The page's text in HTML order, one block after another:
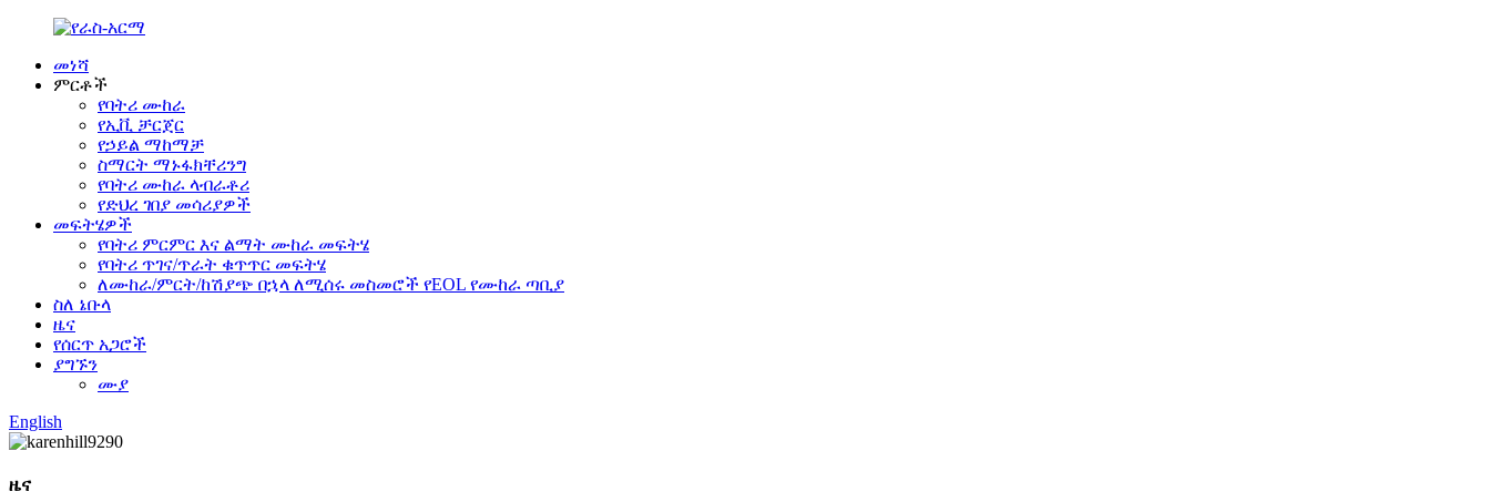
መነሻ
ምርቶች
የባትሪ ሙከራ
የኢቪ ቻርጀር
የኃይል ማከማቻ
ስማርት ማኑፋክቸሪንግ
የባትሪ ሙከራ ላብራቶሪ
የድህረ ገበያ መሳሪያዎች
መፍትሄዎች
የባትሪ ምርምር እና ልማት ሙከራ መፍትሄ
የባትሪ ጥገና/ጥራት ቁጥጥር መፍትሄ
ለሙከራ/ምርት/ከሽያጭ በኋላ ለሚሰሩ መስመሮች የEOL የሙከራ ጣቢያ
ስለ ኔቡላ
ዜና
የሰርጥ አጋሮች
ያግኙን
ሙያ
English
ዜና